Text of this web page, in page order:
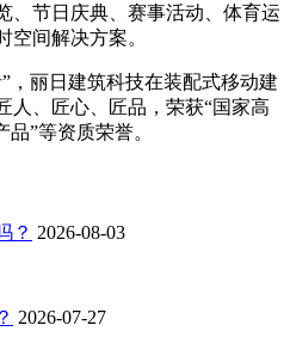
、节日庆典、赛事活动、体育运
空间解决方案。
，丽日建筑科技在装配式移动建
人、匠心、匠品，荣获“国家高
”等资质荣誉。
？ 2026-08-03
2026-07-27